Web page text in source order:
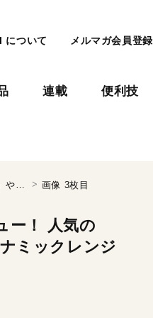
ついて メルマガ会員登録
連載 便利技
オズポケシリーズ最新モデル「Osmo Pocket 4P」実機レビュー！ 人気の「3」や「4」と比較検証。デュアルカメラ、17ストップダイナミックレンジの実力は？ 画像 3枚目
ー！ 人気の
ミックレンジ